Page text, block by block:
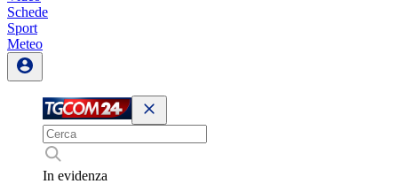
Schede
Sport
Meteo
In evidenza